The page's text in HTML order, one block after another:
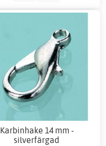
Karbinhake 14 mm -
silverfärgad